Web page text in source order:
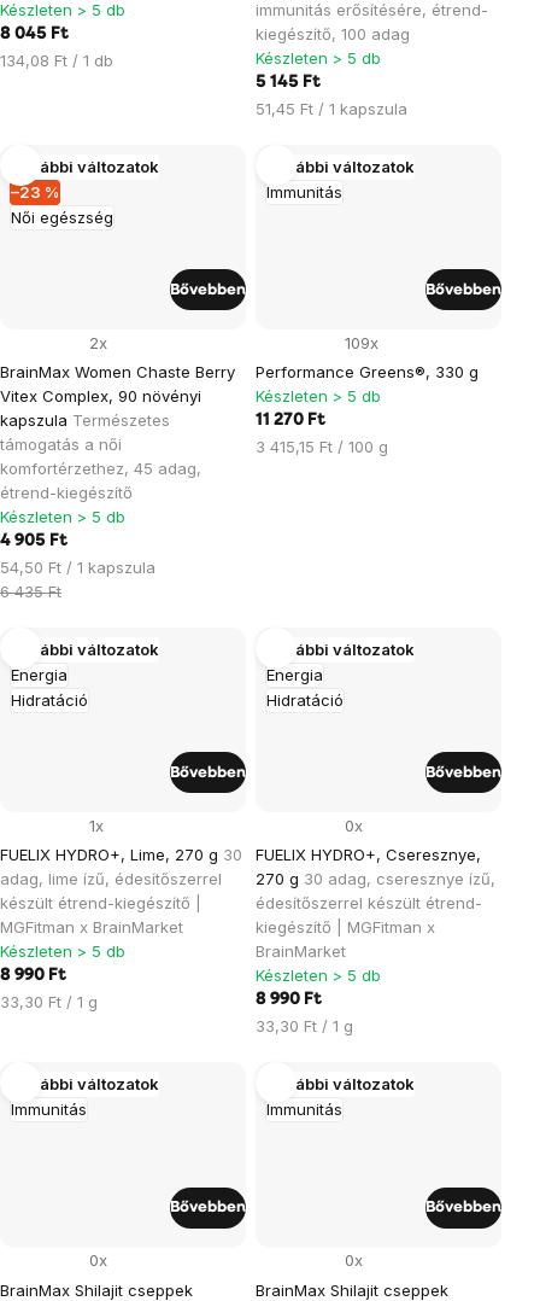
Készleten > 5 db
8 045 Ft
Egységár:
134,08 Ft / 1 db
immunitás erősítésére, étrend-
kiegészítő, 100 adag
Készleten > 5 db
5 145 Ft
Egységár:
51,45 Ft / 1 kapszula
Női egészség
–23 %
További változatok
BrainMax Women Chaste Berry
Vitex Complex, 90 növényi
kapszula Természetes
támogatás a női
komfortérzethez, 45 adag,
étrend-kiegészítő
2x
Készleten > 5 db
4 905 Ft
Egységár:
54,50 Ft / 1 kapszula
6 435 Ft
Bővebben
Immunitás
További változatok
Performance Greens®, 330 g
109x
Készleten > 5 db
11 270 Ft
Egységár:
3 415,15 Ft / 100 g
Bővebben
Energia
Hidratáció
További változatok
FUELIX HYDRO+, Lime, 270 g 30
adag, lime ízű, édesítőszerrel
készült étrend-kiegészítő |
MGFitman x BrainMarket
1x
Készleten > 5 db
8 990 Ft
Egységár:
33,30 Ft / 1 g
Bővebben
Energia
Hidratáció
További változatok
FUELIX HYDRO+, Cseresznye,
270 g 30 adag, cseresznye ízű,
édesítőszerrel készült étrend-
kiegészítő | MGFitman x
BrainMarket
0x
Készleten > 5 db
8 990 Ft
Egységár:
33,30 Ft / 1 g
Bővebben
Immunitás
További változatok
BrainMax Shilajit cseppek
0x
Bővebben
Immunitás
További változatok
BrainMax Shilajit cseppek
0x
Bővebben